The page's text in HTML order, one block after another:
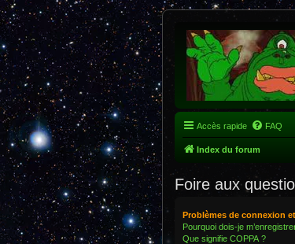
Accès rapide FAQ
Index du forum
Foire aux
Problèmes de connexion
Pourquoi dois-je
Que signifie COPPA ?